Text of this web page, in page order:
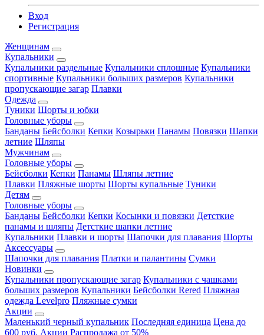
Вход
Регистрация
Женщинам
Купальники
Купальники раздельные Купальники сплошные Купальники
спортивные Купальники больших размеров Купальники
пропускающие загар Плавки
Одежда
Туники Шорты и юбки
Головные уборы
Банданы Бейсболки Кепки Козырьки Панамы Повязки Шапки
летние Шляпы
Мужчинам
Головные уборы
Бейсболки Кепки Панамы Шляпы летние
Плавки Пляжные шорты Шорты купальные Туники
Детям
Головные уборы
Банданы Бейсболки Кепки Косынки и повязки Детсткие
панамы и шляпы Детсткие шапки летние
Купальники Плавки и шорты Шапочки для плавания Шорты
Аксессуары
Шапочки для плавания Платки и палантины Сумки
Новинки
Купальники пропускающие загар Купальники с чашками
больших размеров Купальники Бейсболки Rered Пляжная
одежда Levelpro Пляжные сумки
Акции
Маленький черный купальник Последняя единица Цена до
600 руб. Акции Распродажа от 50%